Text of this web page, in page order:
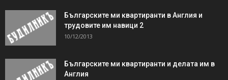
Българските ми квартиранти в Англия и
трудовите им навици 2
10/12/2013
Българските ми квартиранти и делата им в
Англия